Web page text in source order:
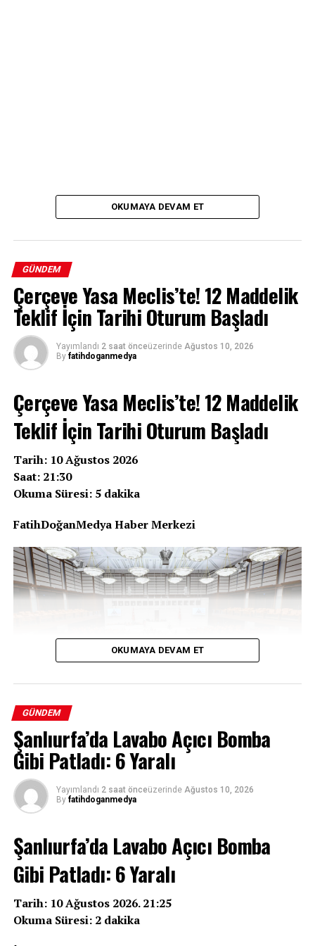
OKUMAYA DEVAM ET
GÜNDEM
Çerçeve Yasa Meclis’te! 12 Maddelik
Teklif İçin Tarihi Oturum Başladı
Yayımlandı 2 saat önceüzerinde Ağustos 10, 2026
By fatihdoganmedya
Çerçeve Yasa Meclis’te! 12 Maddelik
Teklif İçin Tarihi Oturum Başladı
Tarih: 10 Ağustos 2026
Saat: 21:30
Okuma Süresi: 5 dakika
FatihDoğanMedya Haber Merkezi
Terörsüz Türkiye sürecinin hukuki altyapısını oluşturan
Çerçeve Yasa teklifi TBMM Genel Kurulu’nda
görüşülüyor. 12 maddelik düzenlemenin ayrıntıları ve
partilerin tutumları haberimizde.
OKUMAYA DEVAM ET
GÜNDEM
Şanlıurfa’da Lavabo Açıcı Bomba
Gibi Patladı: 6 Yaralı
Yayımlandı 2 saat önceüzerinde Ağustos 10, 2026
By fatihdoganmedya
Şanlıurfa’da Lavabo Açıcı Bomba
Gibi Patladı: 6 Yaralı
Tarih: 10 Ağustos 2026. 21:25
Okuma Süresi: 2 dakika